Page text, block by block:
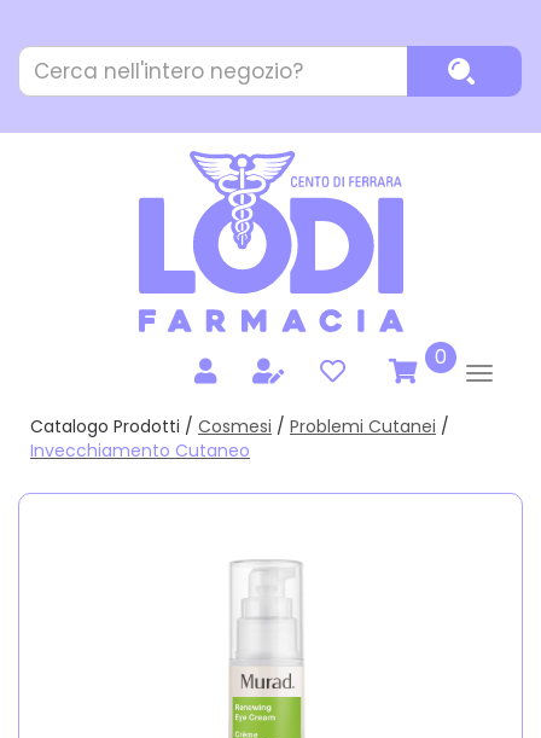
contenuto
principale
Cerca
Prodotto
0prodotti
inseriti
Catalogo Prodotti / Cosmesi / Problemi Cutanei /
Invecchiamento Cutaneo